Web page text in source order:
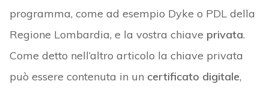
programma, come ad esempio Dyke o PDL della
Regione Lombardia, e la vostra chiave privata.
Come detto nell’altro articolo la chiave privata
può essere contenuta in un certificato digitale,